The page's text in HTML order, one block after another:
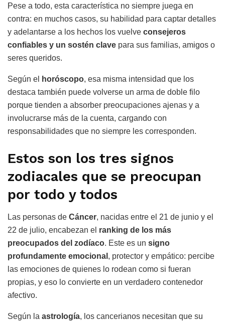
Pese a todo, esta característica no siempre juega en
contra: en muchos casos, su habilidad para captar detalles
y adelantarse a los hechos los vuelve consejeros
confiables y un sostén clave para sus familias, amigos o
seres queridos.
Según el horóscopo, esa misma intensidad que los
destaca también puede volverse un arma de doble filo
porque tienden a absorber preocupaciones ajenas y a
involucrarse más de la cuenta, cargando con
responsabilidades que no siempre les corresponden.
Estos son los tres signos
zodiacales que se preocupan
por todo y todos
Las personas de Cáncer, nacidas entre el 21 de junio y el
22 de julio, encabezan el ranking de los más
preocupados del zodíaco. Este es un signo
profundamente emocional , protector y empático: percibe
las emociones de quienes lo rodean como si fueran
propias, y eso lo convierte en un verdadero contenedor
afectivo.
Según la astrología, los cancerianos necesitan que su